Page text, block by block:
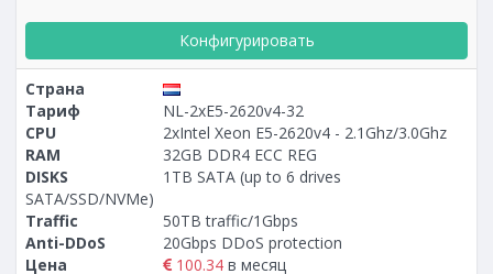
Конфигурировать
Страна
Тариф
NL-2xE5-2620v4-32
CPU
2xIntel Xeon E5-2620v4 - 2.1Ghz/3.0Ghz
RAM
32GB DDR4 ECC REG
DISKS
1TB SATA (up to 6 drives
SATA/SSD/NVMe)
Traffic
50TB traffic/1Gbps
Anti-DDoS
20Gbps DDoS protection
Цена
100.34 в месяц